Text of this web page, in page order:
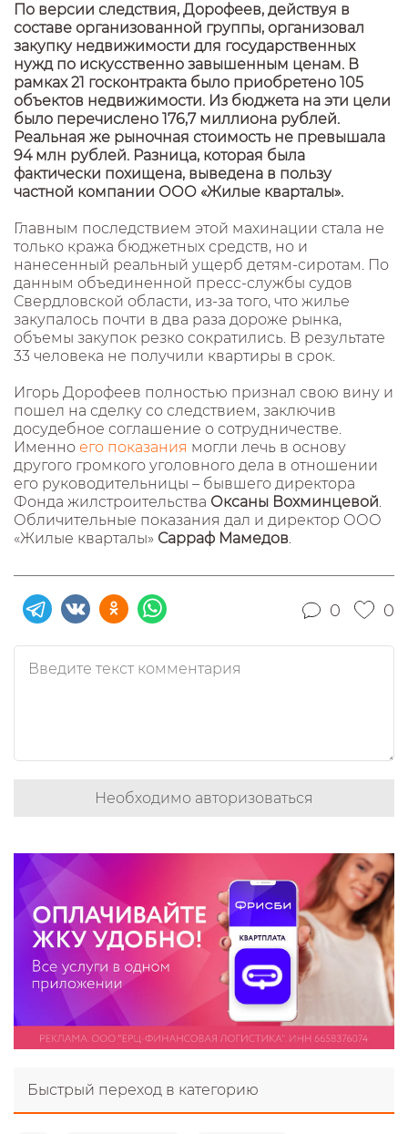
По версии следствия, Дорофеев, действуя в
составе организованной группы, организовал
закупку недвижимости для государственных
нужд по искусственно завышенным ценам. В
рамках 21 госконтракта было приобретено 105
объектов недвижимости. Из бюджета на эти цели
было перечислено 176,7 миллиона рублей.
Реальная же рыночная стоимость не превышала
94 млн рублей. Разница, которая была
фактически похищена, выведена в пользу
частной компании ООО «Жилые кварталы».
Главным последствием этой махинации стала не
только кража бюджетных средств, но и
нанесенный реальный ущерб детям-сиротам. По
данным объединенной пресс-службы судов
Свердловской области, из-за того, что жилье
закупалось почти в два раза дороже рынка,
объемы закупок резко сократились. В результате
33 человека не получили квартиры в срок.
Игорь Дорофеев полностью признал свою вину и
пошел на сделку со следствием, заключив
досудебное соглашение о сотрудничестве.
Именно его показания могли лечь в основу
другого громкого уголовного дела в отношении
его руководительницы – бывшего директора
Фонда жилстроительства Оксаны Вохминцевой.
Обличительные показания дал и директор ООО
«Жилые кварталы» Сарраф Мамедов.
0 0
Необходимо авторизоваться
Быстрый переход в категорию